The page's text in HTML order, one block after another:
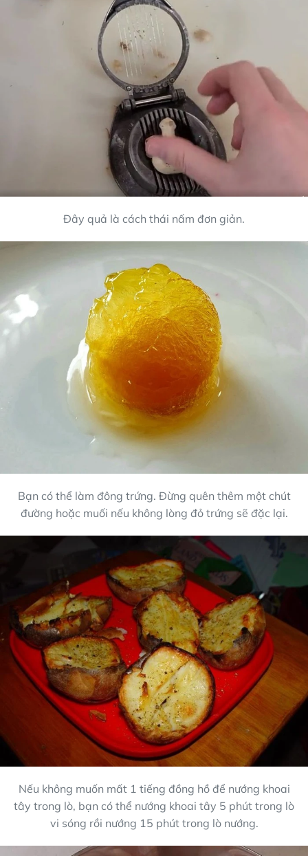
Đây quả là cách thái nấm đơn giản.
Bạn có thể làm đông trứng. Đừng quên thêm một chút
đường hoặc muối nếu không lòng đỏ trứng sẽ đặc lại.
Nếu không muốn mất 1 tiếng đồng hồ để nướng khoai
tây trong lò, bạn có thể nướng khoai tây 5 phút trong lò
vi sóng rồi nướng 15 phút trong lò nướng.